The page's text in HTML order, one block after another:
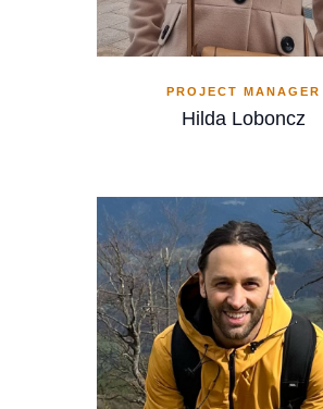
PROJECT MANAGER
Hilda Loboncz